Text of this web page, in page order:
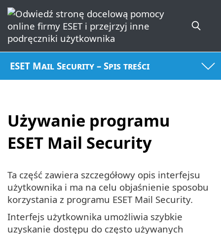
ESET Mail Security – Spis treści
Używanie programu
ESET Mail Security
Ta część zawiera szczegółowy opis interfejsu
użytkownika i ma na celu objaśnienie sposobu
korzystania z programu ESET Mail Security.
Interfejs użytkownika umożliwia szybkie
uzyskanie dostępu do często używanych